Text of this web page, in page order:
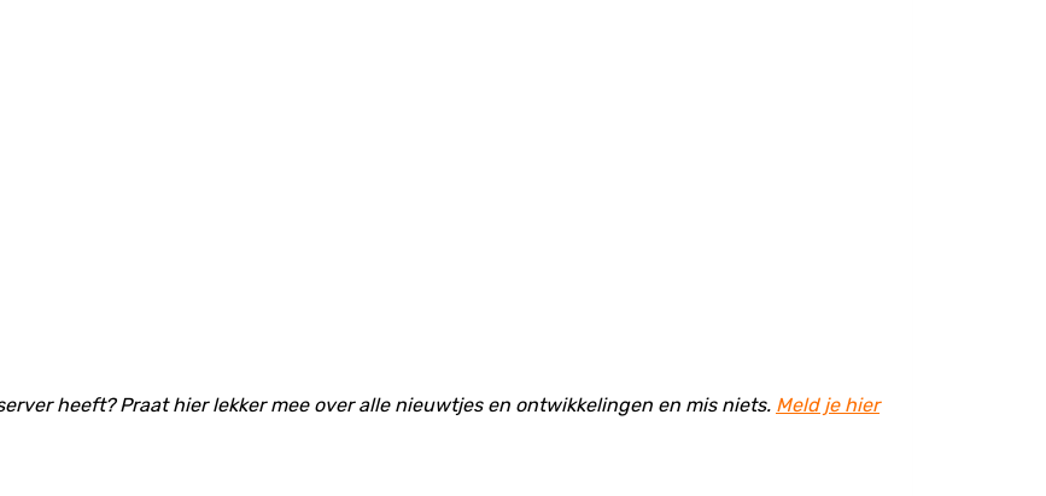
heeft? Praat hier lekker mee over alle nieuwtjes en ontwikkelingen en mis niets. Meld je hier